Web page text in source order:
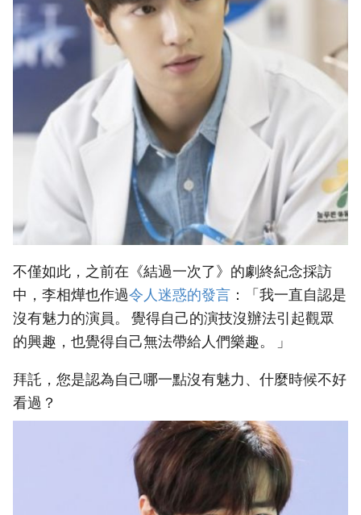
不僅如此，之前在《結過一次了》的劇終紀念採訪
中，李相燁也作過令人迷惑的發言 ：「我一直自認是
沒有魅力的演員。 覺得自己的演技沒辦法引起觀眾
的興趣，也覺得自己無法帶給人們樂趣。 」
拜託，您是認為自己哪一點沒有魅力、什麼時候不好
看過？